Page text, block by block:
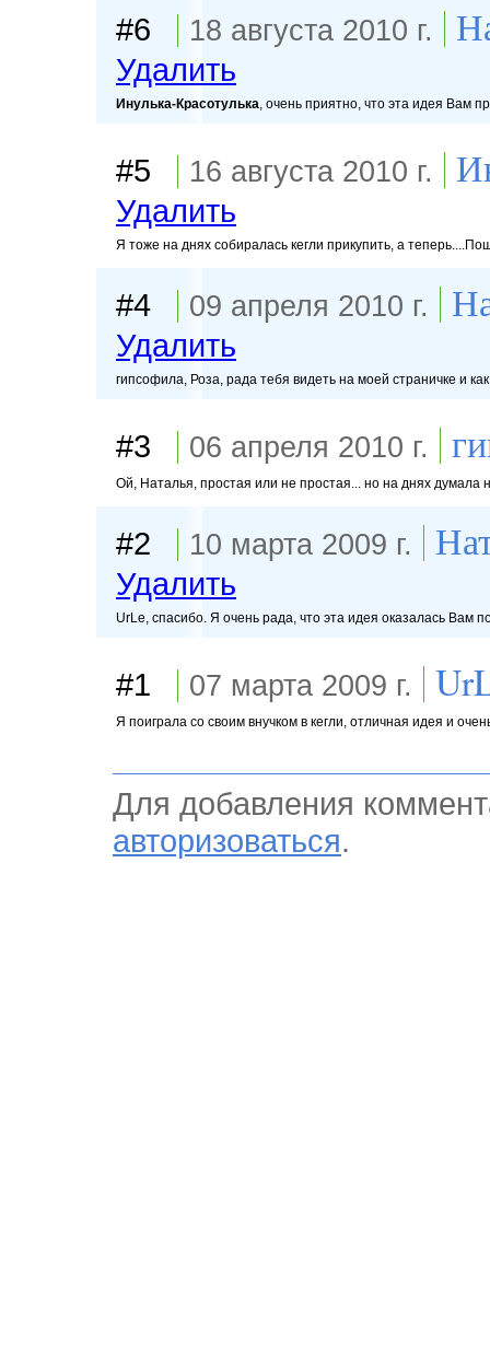
#6 18 августа 2010 г.
Удалить
Инулька-Красотулькa, очень приятно, что эта идея Вам
#5 16 августа 2010 г.
Удалить
Я тоже на днях собиралась кегли прикупить, а
#4 09 апреля 2010 г.
Удалить
гипсофила, Роза, рада тебя видеть на моей страничке и
#3 06 апреля 2010 г.
Ой, Наталья, простая или не простая... но на днях думала
#2 10 марта 2009 г.
Удалить
UrLe, спасибо. Я очень рада, что эта идея оказалась
#1 07 марта 2009 г.
Я поиграла со своим внучком в кегли, отличная идея и
Для добавления
авторизоваться.